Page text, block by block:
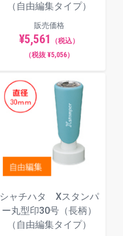
（自由編集タイプ）
販売価格
¥5,561
（税込）
（税抜 ¥5,056）
シャチハタ Xスタンパ
ー丸型印30号（長柄）
（自由編集タイプ）